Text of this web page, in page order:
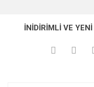
kullanarak tarafımıza
Görüş ve önerileriniz
Ürün açıklamasında
İNİDİRİMLİ VE